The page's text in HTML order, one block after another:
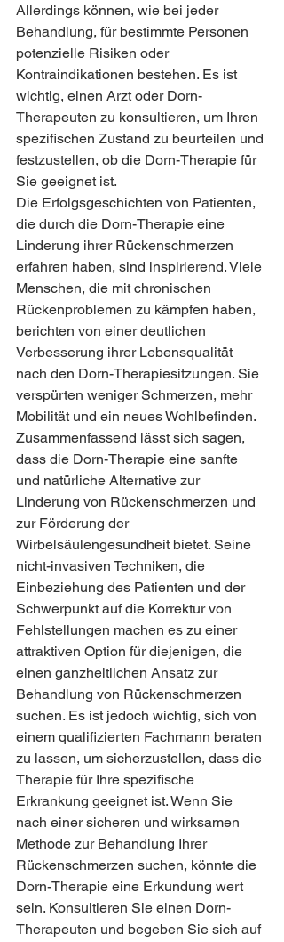
Allerdings können, wie bei jeder
Behandlung, für bestimmte Personen
potenzielle Risiken oder
Kontraindikationen bestehen. Es ist
wichtig, einen Arzt oder Dorn-
Therapeuten zu konsultieren, um Ihren
spezifischen Zustand zu beurteilen und
festzustellen, ob die Dorn-Therapie für
Sie geeignet ist.
Die Erfolgsgeschichten von Patienten,
die durch die Dorn-Therapie eine
Linderung ihrer Rückenschmerzen
erfahren haben, sind inspirierend. Viele
Menschen, die mit chronischen
Rückenproblemen zu kämpfen haben,
berichten von einer deutlichen
Verbesserung ihrer Lebensqualität
nach den Dorn-Therapiesitzungen. Sie
verspürten weniger Schmerzen, mehr
Mobilität und ein neues Wohlbefinden.
Zusammenfassend lässt sich sagen,
dass die Dorn-Therapie eine sanfte
und natürliche Alternative zur
Linderung von Rückenschmerzen und
zur Förderung der
Wirbelsäulengesundheit bietet. Seine
nicht-invasiven Techniken, die
Einbeziehung des Patienten und der
Schwerpunkt auf die Korrektur von
Fehlstellungen machen es zu einer
attraktiven Option für diejenigen, die
einen ganzheitlichen Ansatz zur
Behandlung von Rückenschmerzen
suchen. Es ist jedoch wichtig, sich von
einem qualifizierten Fachmann beraten
zu lassen, um sicherzustellen, dass die
Therapie für Ihre spezifische
Erkrankung geeignet ist. Wenn Sie
nach einer sicheren und wirksamen
Methode zur Behandlung Ihrer
Rückenschmerzen suchen, könnte die
Dorn-Therapie eine Erkundung wert
sein. Konsultieren Sie einen Dorn-
Therapeuten und begeben Sie sich auf